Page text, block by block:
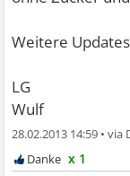
Weitere
LG
Wulf
28.02.2013 14:59 •
x 1